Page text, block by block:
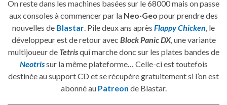
On reste dans les machines basées sur le 68000 mais on passe
aux consoles à commencer par la Neo·Geo pour prendre des
nouvelles de Blastar. Pile deux ans après Flappy Chicken, le
développeur est de retour avec Block Panic DX, une variante
multijoueur de Tetrisqui marche donc sur les plates bandes de
Neotrissur la même plateforme… Celle-ci est toutefois
destinée au support CD et se récupère gratuitement si l’on est
abonné au Patreon de Blastar.